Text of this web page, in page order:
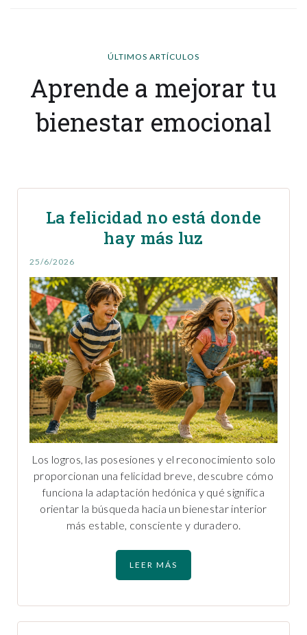
ÚLTIMOS ARTÍCULOS
Aprende a mejorar tu
bienestar emocional
La felicidad no está donde
hay más luz
25/6/2026
Los logros, las posesiones y el reconocimiento solo
proporcionan una felicidad breve, descubre cómo
funciona la adaptación hedónica y qué significa
orientar la búsqueda hacia un bienestar interior
más estable, consciente y duradero.
LEER MÁS